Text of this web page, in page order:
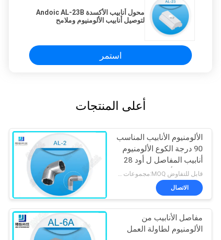
محول أنابيب الأكسدة Andoic AL-23B
لتوصيل أنابيب الألومنيوم وملامح
استمر
أعلى المنتجات
الألومنيوم الأنابيب المناسب
90 درجة الكوع الألومنيوم
أنابيب المفاصل ل أود 28
ملليمتر الأنابيب
الاتصال
مفاصل الأنابيب من
الألومنيوم لطاولة العمل